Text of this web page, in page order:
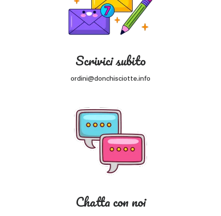
Scrivici subito
ordini@donchisciotte.info
Chatta con noi